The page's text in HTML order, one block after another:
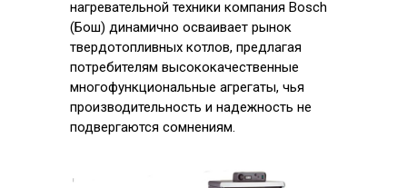
нагревательной техники компания Bosch
(Бош) динамично осваивает рынок
твердотопливных котлов, предлагая
потребителям высококачественные
многофункциональные агрегаты, чья
производительность и надежность не
подвергаются сомнениям.